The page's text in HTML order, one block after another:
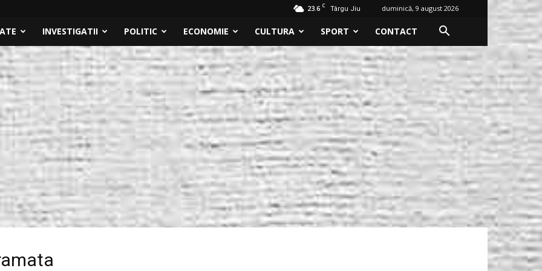
23.6 C Târgu Jiu duminică, 9 august 2026
INVESTIGATII POLITIC ECONOMIE CULTURA SPORT CONTACT